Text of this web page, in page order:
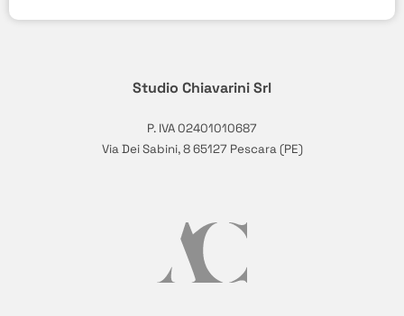
Studio Chiavarini Srl
P. IVA 02401010687
Via Dei Sabini, 8 65127 Pescara (PE)